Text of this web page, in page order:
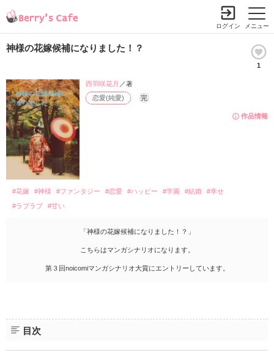
メニュー
ログイン
神様の花嫁候補になりました！？
1
作品情報
恋愛(純愛) 完
西羽咲花月 ／著
#花嫁 #神様 #ファンタジー #恋愛 #ハッピー #学園 #結婚
#幸せ
#ラブラブ
#甘い
「神様の花嫁候補になりました！？」
こちらはマンガシナリオになります。
第３回noicomiマンガシナリオ大賞にエントリーしています。
目次